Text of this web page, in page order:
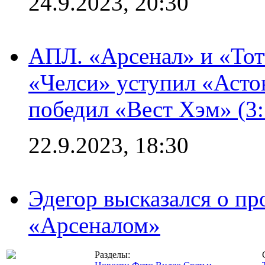
АПЛ. «Арсенал» и
«Челси» уступил
победил «Вест Хэм»
22.9.2023, 18:30
Эдегор высказался о
«Арсеналом»
Разделы: